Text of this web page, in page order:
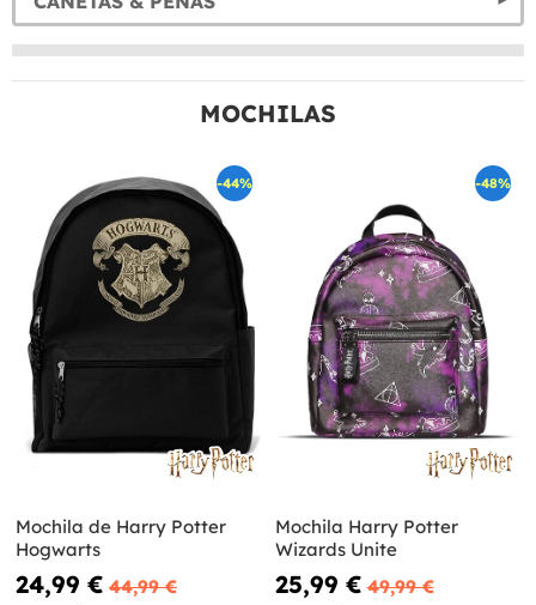
MOCHILAS
-44%
Mochila de Harry Potter
Hogwarts
24,99 € 44,99 €
-48%
Mochila Harry Potter
Wizards Unite
25,99 € 49,99 €